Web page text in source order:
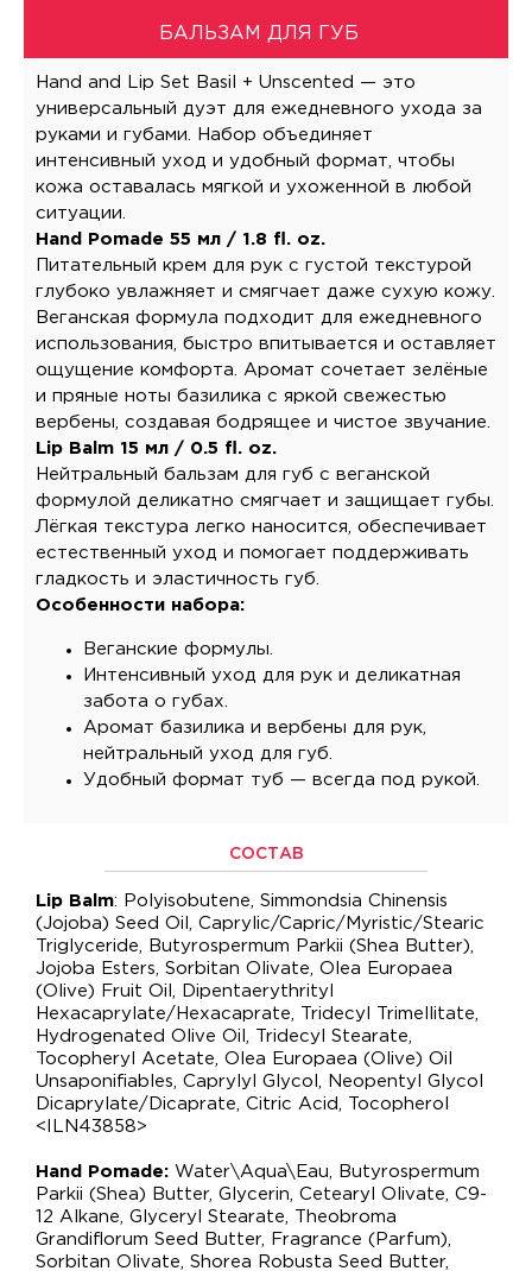
БАЛЬЗАМ ДЛЯ ГУБ
Hand and Lip Set Basil + Unscented — это
универсальный дуэт для ежедневного ухода за
руками и губами. Набор объединяет
интенсивный уход и удобный формат, чтобы
кожа оставалась мягкой и ухоженной в любой
ситуации.
Hand Pomade 55 мл / 1.8 fl. oz.
Питательный крем для рук с густой текстурой
глубоко увлажняет и смягчает даже сухую кожу.
Веганская формула подходит для ежедневного
использования, быстро впитывается и оставляет
ощущение комфорта. Аромат сочетает зелёные
и пряные ноты базилика с яркой свежестью
вербены, создавая бодрящее и чистое звучание.
Lip Balm 15 мл / 0.5 fl. oz.
Нейтральный бальзам для губ с веганской
формулой деликатно смягчает и защищает губы.
Лёгкая текстура легко наносится, обеспечивает
естественный уход и помогает поддерживать
гладкость и эластичность губ.
Особенности набора:
Веганские формулы.
Интенсивный уход для рук и деликатная
забота о губах.
Аромат базилика и вербены для рук,
нейтральный уход для губ.
Удобный формат туб — всегда под рукой.
СОСТАВ
Lip Balm: Polyisobutene, Simmondsia Chinensis
(Jojoba) Seed Oil, Caprylic/Capric/Myristic/Stearic
Triglyceride, Butyrospermum Parkii (Shea Butter),
Jojoba Esters, Sorbitan Olivate, Olea Europaea
(Olive) Fruit Oil, Dipentaerythrityl
Hexacaprylate/Hexacaprate, Tridecyl Trimellitate,
Hydrogenated Olive Oil, Tridecyl Stearate,
Tocopheryl Acetate, Olea Europaea (Olive) Oil
Unsaponifiables, Caprylyl Glycol, Neopentyl Glycol
Dicaprylate/Dicaprate, Citric Acid, Tocopherol
<ILN43858>
Hand Pomade: Water\Aqua\Eau, Butyrospermum
Parkii (Shea) Butter, Glycerin, Cetearyl Olivate, C9-
12 Alkane, Glyceryl Stearate, Theobroma
Grandiflorum Seed Butter, Fragrance (Parfum),
Sorbitan Olivate, Shorea Robusta Seed Butter,